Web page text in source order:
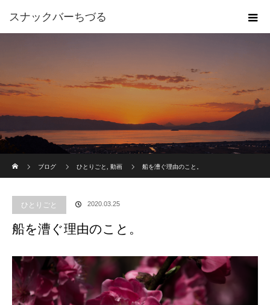
スナックバーちづる
ブログ
ひとりごと 動画 船を漕ぐ理由のこと。
ひとりごと 2020.03.25
船を漕ぐ理由のこと。